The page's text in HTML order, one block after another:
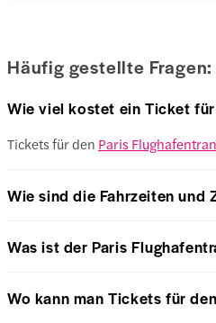
Häufig gestellte
Wie viel kostet ein Ticket
Tickets für den Paris
Wie sind die Fahrzeiten und
Was ist der Paris
Wo kann man Tickets für